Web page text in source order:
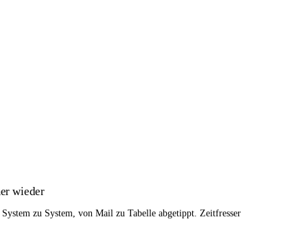
wieder
zu System, von Mail zu Tabelle abgetippt. Zeitfresser